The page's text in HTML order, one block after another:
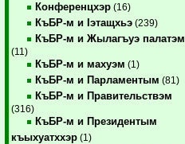
Конференцхэр (16)
КъБР-м и Iэтащхьэ (239)
КъБР-м и Жылагъуэ палатэм
(11)
КъБР-м и махуэм (1)
КъБР-м и Парламентым (81)
КъБР-м и Правительствэм
(316)
КъБР-м и Президентым
къыхуатххэр (1)